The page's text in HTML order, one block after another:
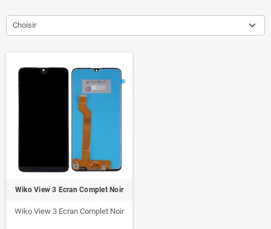
Choisir
Wiko View 3 Ecran Complet Noir
Wiko View 3 Ecran Complet Noir